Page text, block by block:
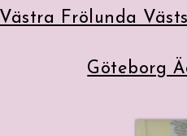
Västra Frölunda
Göteborg